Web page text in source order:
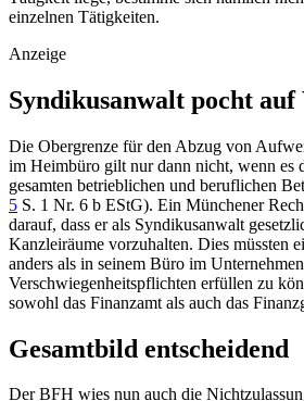
einzelnen Tätigkeiten.
Anzeige
Syndikusanwalt pocht
Die Obergrenze für den Abzug von
im Heimbüro gilt nur dann nicht, wenn es
gesamten betrieblichen und beruflichen
5 S. 1 Nr. 6 b EStG). Ein Münchener
darauf, dass er als Syndikusanwalt
Kanzleiräume vorzuhalten. Dies müssten
anders als in seinem Büro im
Verschwiegenheitspflichten erfüllen zu
sowohl das Finanzamt als auch das
Gesamtbild entscheidend
DerBFH wies nun auch die